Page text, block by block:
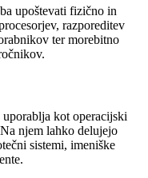
upoštevati fizično in
razporeditev
ter morebitno
kot operacijski
njem lahko delujejo
sistemi, imeniške